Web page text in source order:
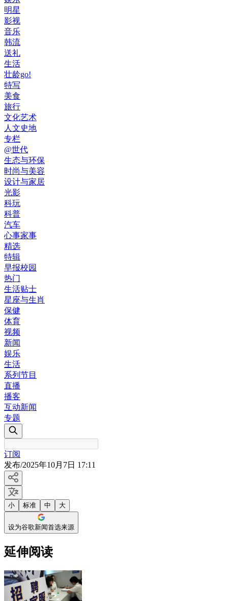
明星
影视
音乐
韩流
送礼
生活
壮龄go!
特写
美食
旅行
文化艺术
人文史地
专栏
@世代
生态与环保
时尚与美容
设计与家居
光影
科玩
科普
汽车
心事家事
精选
特辑
早报校园
热门
生活贴士
星座与生肖
保健
体育
视频
新闻
娱乐
生活
系列节目
直播
播客
互动新闻
专题
订阅
发布/2025年10月7日 17:11
小 标准 中 大
设为谷歌新闻首选来源
延伸阅读